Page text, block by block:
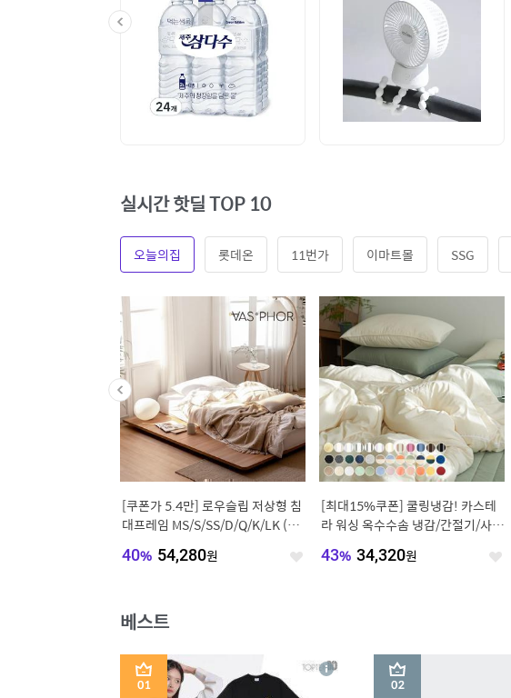
실시간 핫딜 TOP 10
오늘의집 롯데온 11번가 이마트몰 SSG
좋
[쿠폰가 5.4만] 로우슬립 저상형 침
대프레임 MS/S/SS/D/Q/K/LK (높
40% 54,280원 좋
[최대15%쿠폰] 쿨링냉감! 카스테
라 워싱 옥수수솜 냉감/간절기/사계
43% 34,320원 좋
베스트
1
상
2